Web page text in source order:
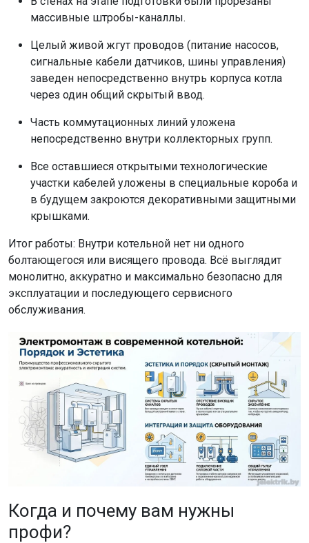
массивные штробы-каналлы.
Целый живой жгут проводов (питание насосов,
сигнальные кабели датчиков, шины управления)
заведен непосредственно внутрь корпуса котла
через один общий скрытый ввод.
Часть коммутационных линий уложена
непосредственно внутри коллекторных групп.
Все оставшиеся открытыми технологические
участки кабелей уложены в специальные короба и
в будущем закроются декоративными защитными
крышками.
Итог работы: Внутри котельной нет ни одного
болтающегося или висящего провода. Всё выглядит
монолитно, аккуратно и максимально безопасно для
эксплуатации и последующего сервисного
обслуживания.
Когда и почему вам нужны
профи?